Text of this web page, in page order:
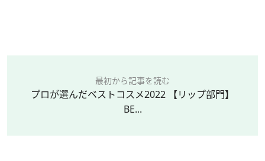
最初から記事を読む
プロが選んだベストコスメ2022 【リップ部門】
BE...